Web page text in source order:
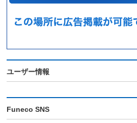
ユーザー情報
Funeco SNS